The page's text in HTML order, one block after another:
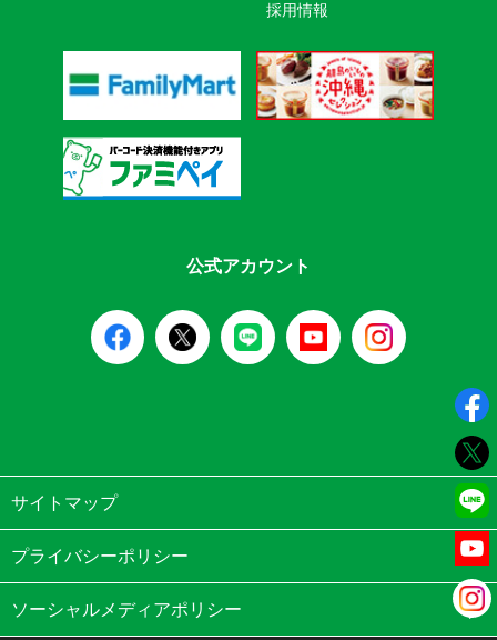
採用情報
公式アカウント
サイトマップ
プライバシーポリシー
ソーシャルメディアポリシー